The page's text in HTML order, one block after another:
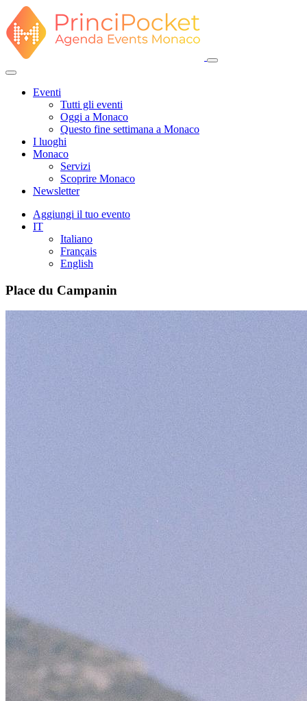
Eventi
Tutti gli eventi
Oggi a Monaco
Questo fine settimana a Monaco
I luoghi
Monaco
Servizi
Scoprire Monaco
Newsletter
Aggiungi il tuo evento
IT
Italiano
Français
English
Place du Campanin